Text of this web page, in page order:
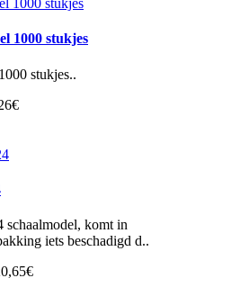
1000 stukjes
stukjes..
komt in
iets beschadigd d..